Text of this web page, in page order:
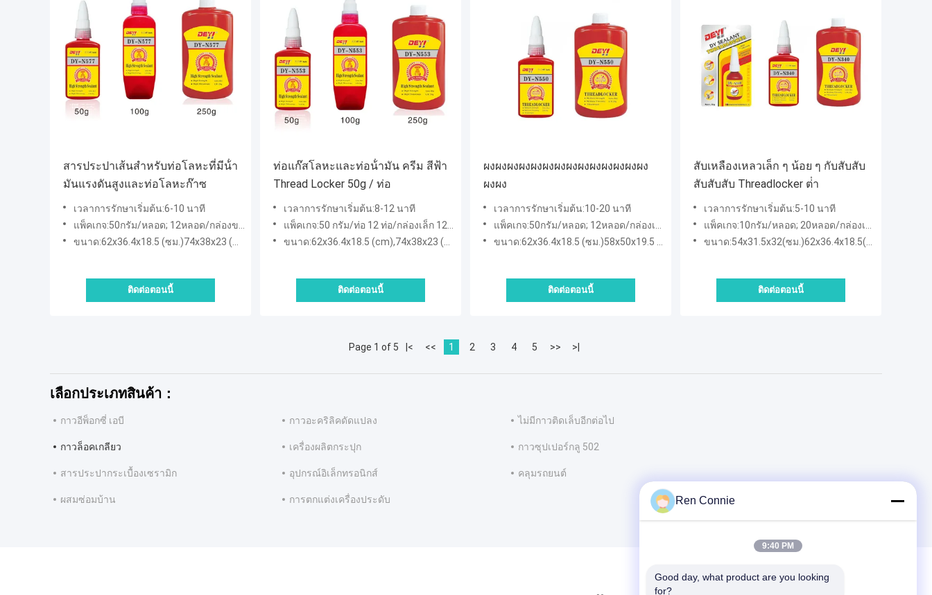
สารประปาเส้นสําหรับท่อโลหะที่มีน้ํา
มันแรงดันสูงและท่อโลหะก๊าซ
เวลาการรักษาเริ่มต้น:6-10 นาที
แพ็คเกจ:50กรัม/หลอด; 12หลอด/กล่องขนาดเล็ก; 120tusbes/ใหญ่box100g/หลอด; 12หลอด/กล่องขนาดเล็ก; 144tusbes/ใหญ่b
ขนาด:62x36.4x18.5 (ซม.)74x38x23 (ซม.)58x50x19.5 (ซม.)
ติดต่อตอนนี้
ท่อแก๊สโลหะและท่อน้ํามัน ครีม สีฟ้า
Thread Locker 50g / ท่อ
เวลาการรักษาเริ่มต้น:8-12 นาที
แพ็คเกจ:50 กรัม/ท่อ 12 ท่อ/กล่องเล็ก 120 ท่อ/กล่องใหญ่ 100 กรัม/ท่อ 12 ท่อ/กล่องเล็ก 144 ท่อ/กล่องใหญ่ 250 ก
ขนาด:62x36.4x18.5 (cm),74x38x23 (cm),58x50x19.5 (cm)
ติดต่อตอนนี้
ผงผงผงผงผงผงผงผงผงผงผงผงผงผง
ผงผง
เวลาการรักษาเริ่มต้น:10-20 นาที
แพ็คเกจ:50กรัม/หลอด; 12หลอด/กล่องเล็ก; 120tusbes/ใหญ่box250g/หลอด; 6หลอด/กล่องเล็ก; 60ตัส/กล่องใหญ่
ขนาด:62x36.4x18.5 (ซม.)58x50x19.5 (ซม.)
ติดต่อตอนนี้
สับเหลืองเหลวเล็ก ๆ น้อย ๆ กับสับสับ
สับสับสับ Threadlocker ต่ํา
เวลาการรักษาเริ่มต้น:5-10 นาที
แพ็คเกจ:10กรัม/หลอด; 20หลอด/กล่องเล็ก; 200หลอด/กล่องใหญ่50g/หลอด; 12หลอด/กล่องเล็ก; 120tusbes/ใหญ่box250g/หล
ขนาด:54x31.5x32(ซม.)62x36.4x18.5(ซม.)58x50x19.5(ซม.)
ติดต่อตอนนี้
Page 1 of 5 |< << 1 2 3 4 5 >> >|
เลือกประเภทสินค้า：
กาวอีพ็อกซี่ เอบี กาวอะคริลิคดัดแปลง ไม่มีกาวติดเล็บอีกต่อไป
กาวล็อคเกลียว เครื่องผลิตกระปุก กาวซุปเปอร์กลู 502
สารประปากระเบื้องเซรามิก อุปกรณ์อิเล็กทรอนิกส์ คลุมรถยนต์
ผสมซ่อมบ้าน การตกแต่งเครื่องประดับ Ren Connie
9:40 PM
Good day, what product are you looking
for?